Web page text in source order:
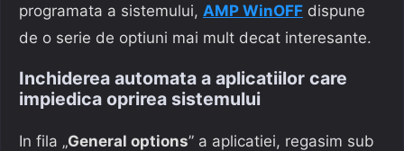
programata a sistemului, AMP WinOFF dispune
de o serie de optiuni mai mult decat interesante.
Inchiderea automata a aplicatiilor care
impiedica oprirea sistemului
In fila „General options” a aplicatiei, regasim sub